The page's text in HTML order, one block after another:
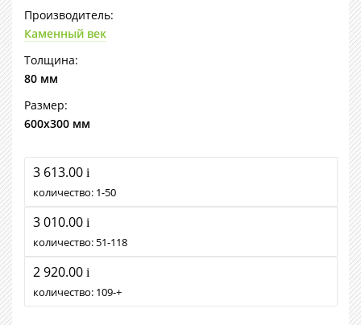
Производитель:
Каменный век
Толщина:
80 мм
Размер:
600х300 мм
3 613.00 i
количество: 1 50
3 010.00 i
количество: 51 118
2 920.00 i
количество: 109 +